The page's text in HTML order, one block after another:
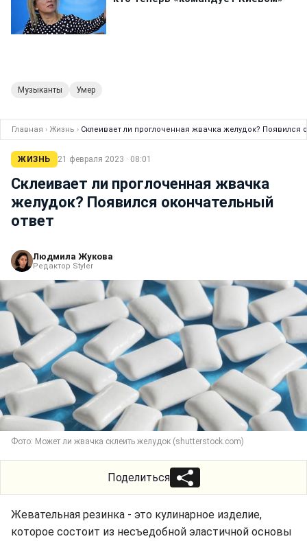
Музыканты Умер
Главная › Жизнь › Склеивает ли проглоченная жвачка желудок? Появился
ЖИЗНЬ 21 февраля 2023 · 08:01
Склеивает ли проглоченная жвачка
желудок? Появился окончательный
ответ
Людмила Жукова
Редактор Styler
Фото: Может ли жвачка склеить желудок (shutterstock.com)
Поделиться
Жевательная резинка - это кулинарное изделие,
которое состоит из несъедобной эластичной основы